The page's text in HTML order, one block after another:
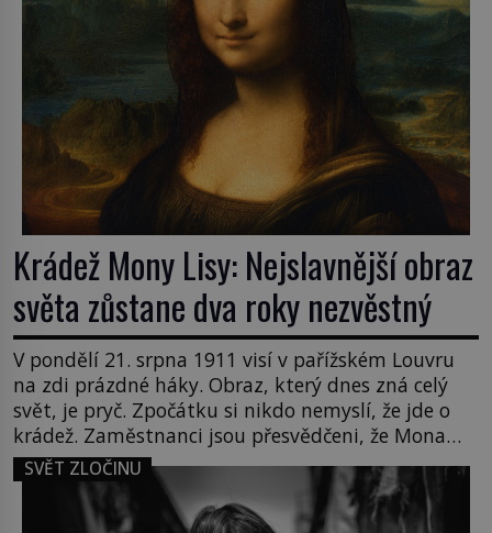
Krádež Mony Lisy: Nejslavnější obraz
světa zůstane dva roky nezvěstný
V pondělí 21. srpna 1911 visí v pařížském Louvru
na zdi prázdné háky. Obraz, který dnes zná celý
svět, je pryč. Zpočátku si nikdo nemyslí, že jde o
krádež. Zaměstnanci jsou přesvědčeni, že Mona
Lisa je jen v restaurátorské dílně nebo u fotografa.
Když se ukáže pravda, propukne jeden z největších
honů na zloděje v […]
SVĚT ZLOČINU